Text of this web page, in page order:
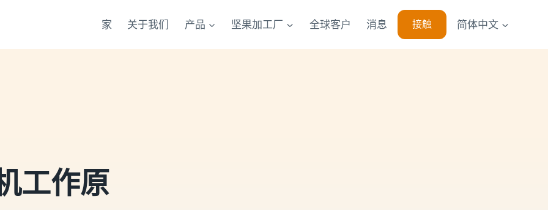
家 关于我们 产品 坚果加工厂 全球客户 消息 接触 简体中文
工作原